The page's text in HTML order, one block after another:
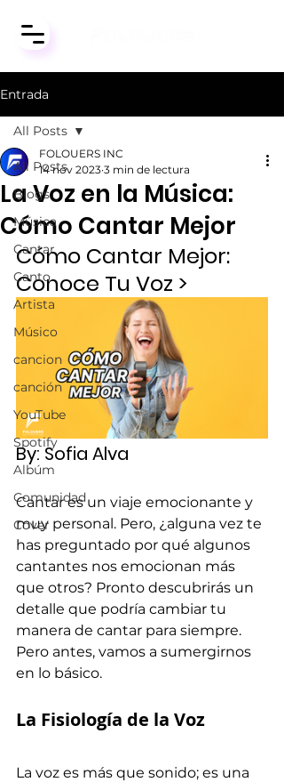
Entrada
All Posts
Blogs
Música
Cantar
Canto
Artista
Músico
cancion
canción
YouTube
Spotify
Albúm
Comunidad
Cover
All Posts
La Voz en la Música:
Cómo Cantar Mejor
FOLOUERS INC
14 nov 2023 3 min de lectura
Cómo Cantar Mejor:
Conoce Tu Voz >
By: Sofia Alva
Cantar es un viaje emocionante y
muy personal. Pero, ¿alguna vez te
has preguntado por qué algunos
cantantes nos emocionan más
que otros? Pronto descubrirás un
detalle que podría cambiar tu
manera de cantar para siempre.
Pero antes, vamos a sumergirnos
en lo básico.
La Fisiología de la Voz
La voz es más que sonido; es una